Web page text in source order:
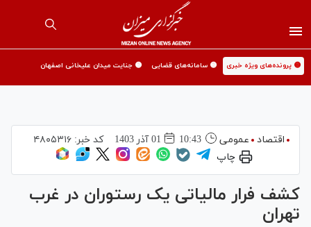
🟡 پرونده‌های ویژه خبری 🟡 سامانه‌های قضایی 🟡 جنایت میدان علیخانی اصفهان
اقتصاد عمومی 10:43 01 آذر 1403 کد خبر:۴۸۰۵۳۱۶
چاپ
کشف فرار مالیاتی یک رستوران در غرب
تهران